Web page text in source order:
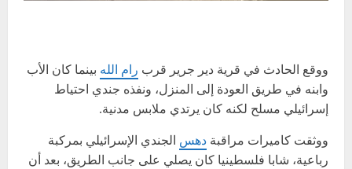
ووقع الحادث في قرية دير جرير قرب رام الله بينما كان الأب
وابنه في طريق العودة إلى المنزل، ونفذه جندي احتياط
إسرائيلي مسلح لكنه كان يرتدي ملابس مدنية.
ووثقت كاميرات مراقبة دهس الجندي الإسرائيلي بمركبة
رباعية، شابا فلسطينيا كان يصلي على جانب الطريق، بعد أن